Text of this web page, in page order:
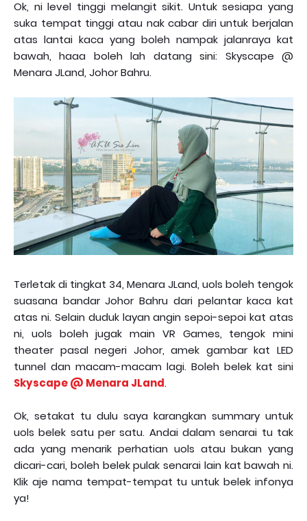
Ok, ni level tinggi melangit sikit. Untuk sesiapa yang
suka tempat tinggi atau nak cabar diri untuk berjalan
atas lantai kaca yang boleh nampak jalanraya kat
bawah, haaa boleh lah datang sini: Skyscape @
Menara JLand, Johor Bahru.
Terletak di tingkat 34, Menara JLand, uols boleh tengok
suasana bandar Johor Bahru dari pelantar kaca kat
atas ni. Selain duduk layan angin sepoi-sepoi kat atas
ni, uols boleh jugak main VR Games, tengok mini
theater pasal negeri Johor, amek gambar kat LED
tunnel dan macam-macam lagi. Boleh belek kat sini
Skyscape @ Menara JLand.
Ok, setakat tu dulu saya karangkan summary untuk
uols belek satu per satu. Andai dalam senarai tu tak
ada yang menarik perhatian uols atau bukan yang
dicari-cari, boleh belek pulak senarai lain kat bawah ni.
Klik aje nama tempat-tempat tu untuk belek infonya
ya!